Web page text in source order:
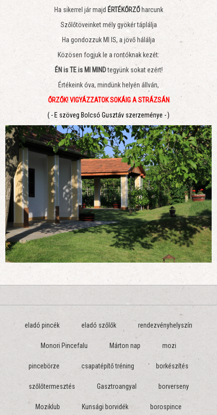
Ha sikerrel jár majd ÉRTÉKŐRZŐharcunk
Szőlőtöveinket mély gyökér táplálja
Ha gondozzuk MI IS, a jövő hálálja
Közösen fogjuk le a rontóknak kezét:
ÉN is TE is MI MINDtegyünk sokat ezért!
Értékeink óva, mindünk helyén állván,
ŐRZŐK! VIGYÁZZATOK SOKÁIG A STRÁZSÁN
( - E szöveg Bolcsó Gusztáv szerzeménye - )
eladó pincék eladó szőlők rendezvényhelyszín
Monori Pincefalu Márton nap mozi
pincebörze csapatépítő tréning borkészítés
szőlőtermesztés Gasztroangyal borverseny
Moziklub Kunsági borvidék borospince